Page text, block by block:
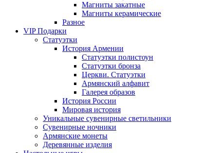
Магниты закатные
Магниты керамические
Разное
VIP Подарки
Статуэтки
История Армении
Статуэтки полистоун
Статуэтки бронза
Церкви. Статуэтки
Армянский алфавит
Галерея образов
История России
Мировая история
Уникальные сувенирные светильники
Сувенирные ночники
Армянские монеты
Деревянные изделия